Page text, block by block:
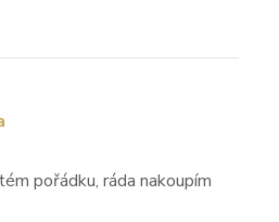
pořádku, ráda nakoupím